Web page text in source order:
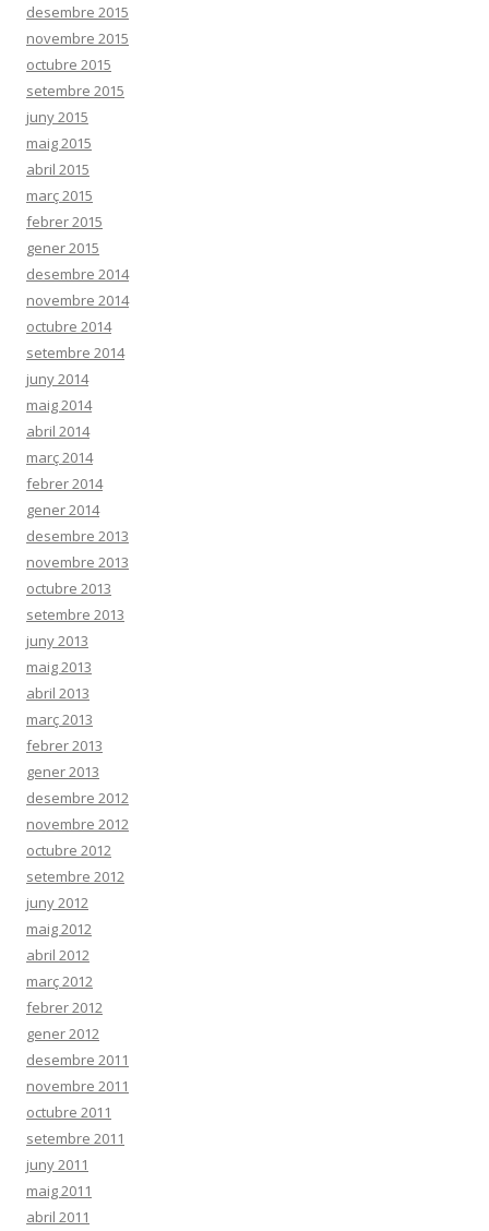
desembre 2015
novembre 2015
octubre 2015
setembre 2015
juny 2015
maig 2015
abril 2015
març 2015
febrer 2015
gener 2015
desembre 2014
novembre 2014
octubre 2014
setembre 2014
juny 2014
maig 2014
abril 2014
març 2014
febrer 2014
gener 2014
desembre 2013
novembre 2013
octubre 2013
setembre 2013
juny 2013
maig 2013
abril 2013
març 2013
febrer 2013
gener 2013
desembre 2012
novembre 2012
octubre 2012
setembre 2012
juny 2012
maig 2012
abril 2012
març 2012
febrer 2012
gener 2012
desembre 2011
novembre 2011
octubre 2011
setembre 2011
juny 2011
maig 2011
abril 2011